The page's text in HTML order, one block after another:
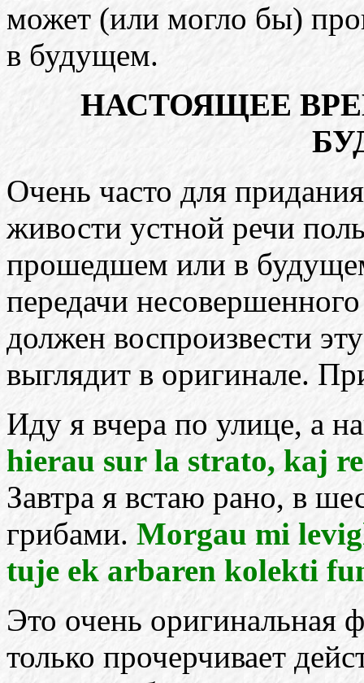
может (или могло бы)
в будущем.
НАСТОЯЩЕЕ
Очень часто для
живости устной речи
прошедшем или в
передачи
должен воспроизвести
выглядит в оригинале.
Иду я вчера по улице, а
hierau sur la strato, kaj
Завтра я встаю рано, в
грибами. Morgau mi
tuje ek arbaren kolekti
Это очень оригинальная
только прочерчивает